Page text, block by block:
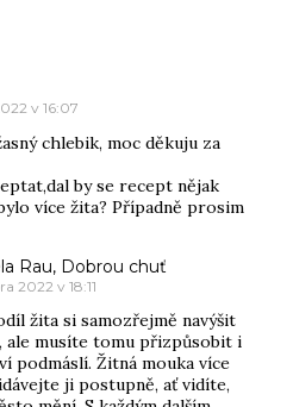
v 16:07
chlebik, moc děkuju za
by se recept nějak
více žita? Případně prosim
Rau, Dobrou chuť
2022 v 18:11
žita si samozřejmě navýšit
ale musíte tomu přizpůsobit i
podmáslí. Žitná mouka více
ji postupně, ať vidíte,